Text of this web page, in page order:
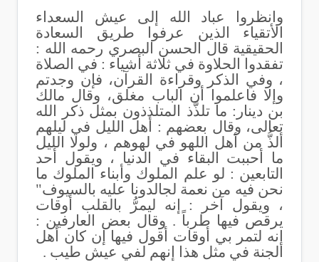
وانظروا عباد الله إلى عيش السعداء
الأتقياء الذين عرفوا طريق السعادة
الحقيقية قال الحسن البصري رحمه الله :
تفقدوا الحلاوة في ثلاثة أشياء : في الصلاة
، وفي الذكر وقراءة القرآن، فإن وجدتم
وإلا فاعلموا أن الباب مغلق، وقال مالك
بن دينار: ما تلذَّذ المتلذذون بمثل ذكر الله
تعالى، وقال بعضهم : أهل الليل في ليلهم
ألذُّ من أهل اللهو في لهوهم ، ولولا الليل
ما أحببت البقاء في الدنيا ، ويقول أحد
التابعين : لو علم الملوك وأبناء الملوك ما
نحن فيه من نعمة لجالدونا عليه بالسيوف"
، ويقول آخر : إنه ليمرُّ بالقلب أوقات
يرقص فيها طرباً . وقال بعض العارفين :
إنه لتمر بي أوقات أقول فيها إن كان أهل
الجنة في مثل هذا إنهم لفي عيش طيب .